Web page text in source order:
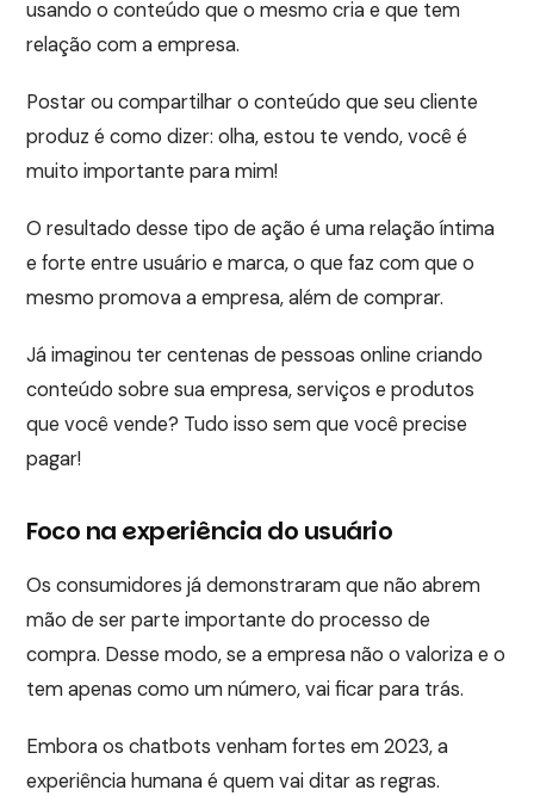
usando o conteúdo que o mesmo cria e que tem
relação com a empresa.
Postar ou compartilhar o conteúdo que seu cliente
produz é como dizer: olha, estou te vendo, você é
muito importante para mim!
O resultado desse tipo de ação é uma relação íntima
e forte entre usuário e marca, o que faz com que o
mesmo promova a empresa, além de comprar.
Já imaginou ter centenas de pessoas online criando
conteúdo sobre sua empresa, serviços e produtos
que você vende? Tudo isso sem que você precise
pagar!
Foco na experiência do usuário
Os consumidores já demonstraram que não abrem
mão de ser parte importante do processo de
compra. Desse modo, se a empresa não o valoriza e o
tem apenas como um número, vai ficar para trás.
Embora os chatbots venham fortes em 2023, a
experiência humana é quem vai ditar as regras.